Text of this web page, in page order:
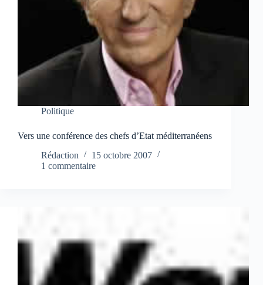
Politique
Vers une conférence des chefs d’Etat méditerranéens
Rédaction
15 octobre 2007
1 commentaire